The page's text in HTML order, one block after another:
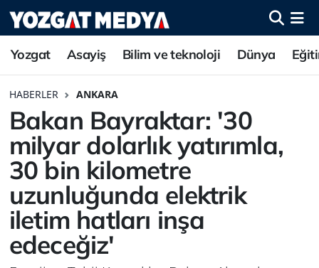
Yozgat Asayiş Bilim ve teknoloji Dünya
HABERLER ANKARA
Bakan Bayraktar: '30
milyar dolarlık yatırımla,
30 bin kilometre
uzunluğunda elektrik
iletim hatları inşa
edeceğiz'